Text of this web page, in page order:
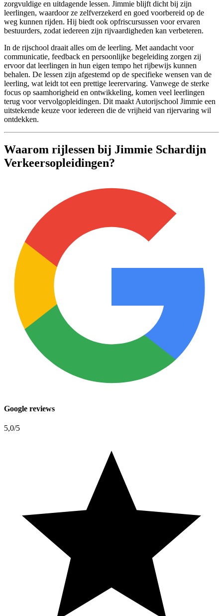
zorgvuldige en uitdagende lessen. Jimmie blijft dicht bij zijn
leerlingen, waardoor ze zelfverzekerd en goed voorbereid op de
weg kunnen rijden. Hij biedt ook opfriscursussen voor ervaren
bestuurders, zodat iedereen zijn rijvaardigheden kan verbeteren.
In de rijschool draait alles om de leerling. Met aandacht voor
communicatie, feedback en persoonlijke begeleiding zorgen zij
ervoor dat leerlingen in hun eigen tempo het rijbewijs kunnen
behalen. De lessen zijn afgestemd op de specifieke wensen van de
leerling, wat leidt tot een prettige leerervaring. Vanwege de sterke
focus op saamhorigheid en ontwikkeling, komen veel leerlingen
terug voor vervolgopleidingen. Dit maakt Autorijschool Jimmie een
uitstekende keuze voor iedereen die de vrijheid van rijervaring wil
ontdekken.
Waarom rijlessen bij Jimmie Schardijn
Verkeersopleidingen?
Google reviews
5,0/5